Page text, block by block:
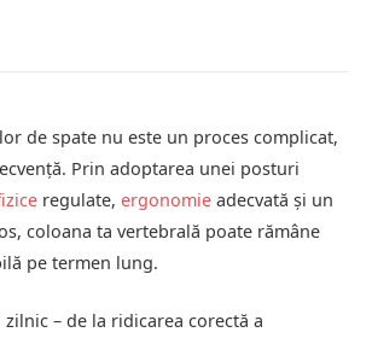
de spate nu este un proces complicat,
Prin adoptarea unei posturi
regulate, ergonomie adecvată și un
coloana ta vertebrală poate rămâne
pe termen lung.
zilnic – de la ridicarea corectă a